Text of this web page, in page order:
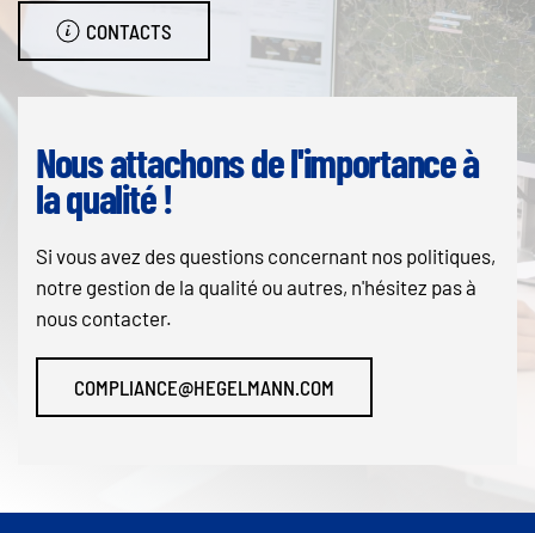
CONTACTS
Nous attachons de l'importance à
la qualité !
Si vous avez des questions concernant nos politiques,
notre gestion de la qualité ou autres, n'hésitez pas à
nous contacter.
COMPLIANCE@HEGELMANN.COM